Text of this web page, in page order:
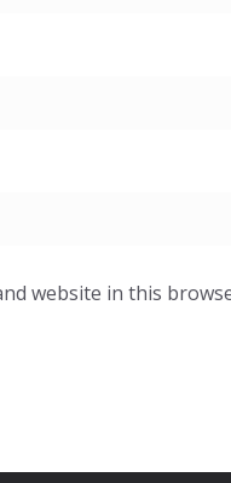
website in this